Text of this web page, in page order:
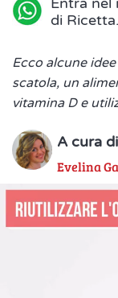
di
Ecco alcune
scatola, un
vitamina D e
A cura
Evelina